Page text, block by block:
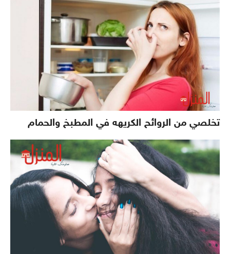
تخلصي من الروائح الكريهه في المطبخ والحمام